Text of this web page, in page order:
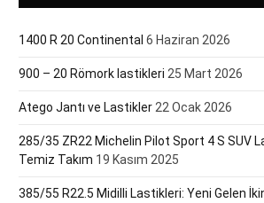
1400 R 20 Continental 6 Haziran 2026
900 – 20 Römork lastikleri 25 Mart 2026
Atego Jantı ve Lastikler 22 Ocak 2026
285/35 ZR22 Michelin Pilot Sport 4 S SUV
Temiz Takım 19 Kasım 2025
385/55 R22.5 Midilli Lastikleri: Yeni Gelen